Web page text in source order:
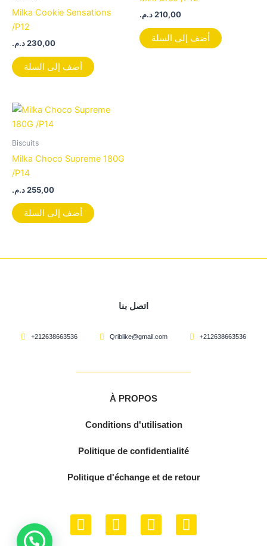
Milka Cookie Sensations
/P12
230,00د.م.
أضف إلى السلة
210,00د.م.
أضف إلى السلة
Biscuits
Milka Choco Supreme 180G
/P14
255,00د.م.
أضف إلى السلة
اتصل بنا
+212638663536 Qriblike@gmail.com +212638663536
À PROPOS
Conditions d'utilisation
Politique de confidentialité
Politique d'échange et de retour
F
a
Y
o
I
n
W
h